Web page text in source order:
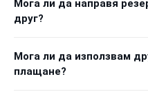
Мога ли да направя
друг?
Мога ли да използвам
плащане?